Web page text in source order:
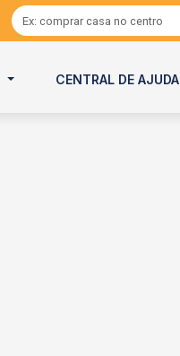
CENTRAL DE AJUDA